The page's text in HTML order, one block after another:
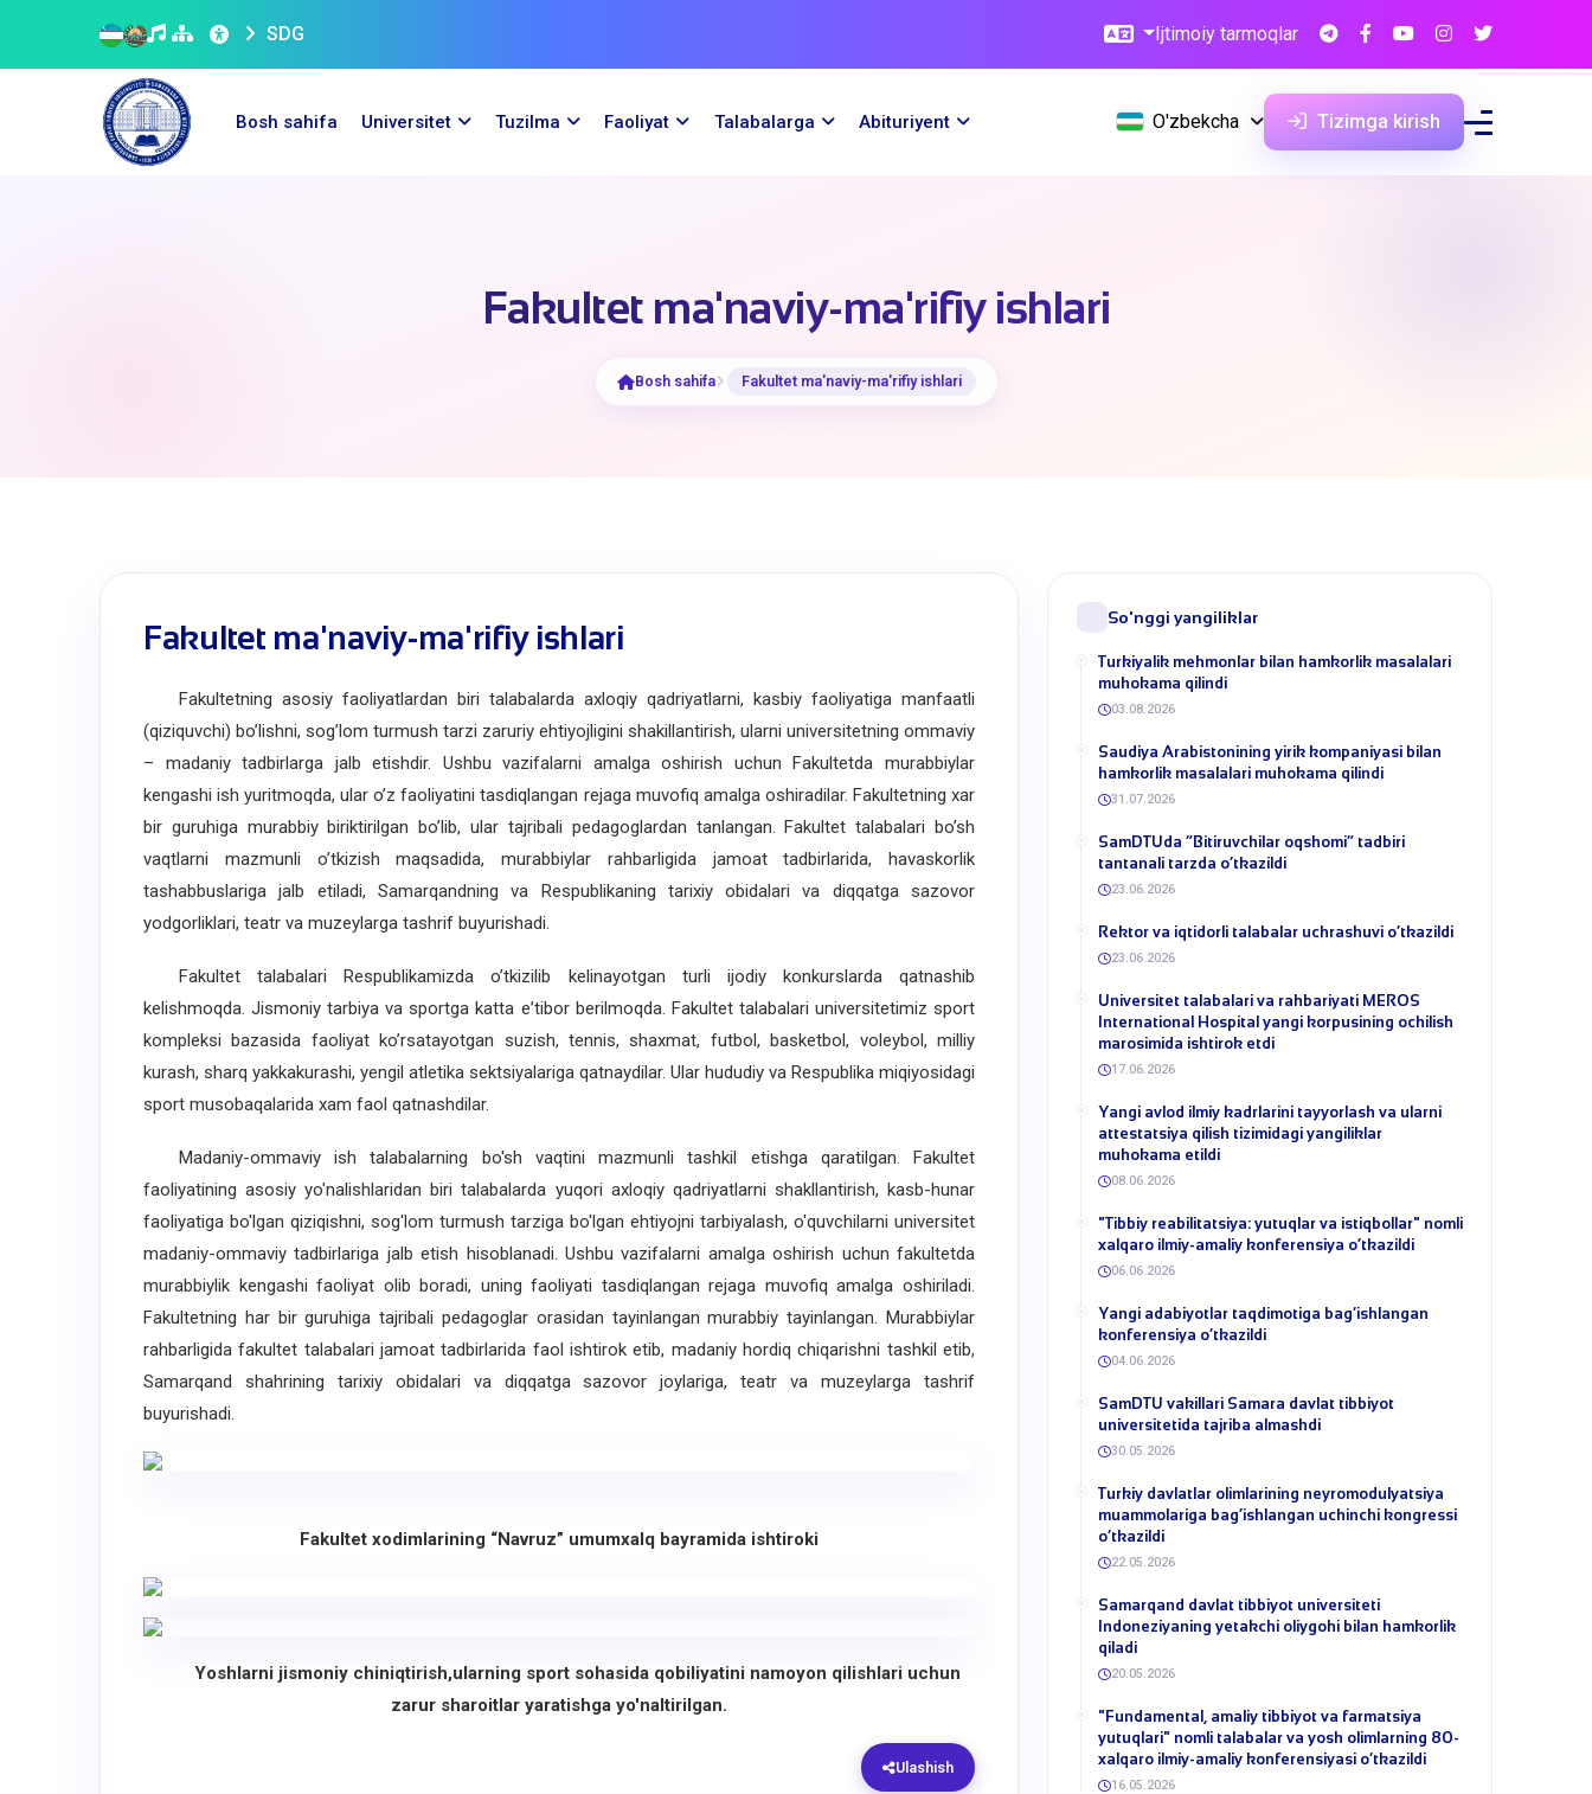
SDG Ijtimoiy tarmoqlar
Bosh sahifa Universitet Tuzilma Faoliyat Talabalarga Abituriyent O'zbekcha Tizimga kirish
Fakultet ma'naviy-ma'rifiy ishlari
Bosh sahifa Fakultet ma'naviy-ma'rifiy ishlari
Fakultet ma'naviy-ma'rifiy ishlari
Fakultetning asosiy faoliyatlardan biri talabalarda axloqiy qadriyatlarni, kasbiy faoliyatiga manfaatli
(qiziquvchi) boʼlishni, sogʼlom turmush tarzi zaruriy ehtiyojligini shakillantirish, ularni universitetning ommaviy
– madaniy tadbirlarga jalb etishdir. Ushbu vazifalarni amalga oshirish uchun Fakultetda murabbiylar
kengashi ish yuritmoqda, ular oʼz faoliyatini tasdiqlangan rejaga muvofiq amalga oshiradilar. Fakultetning xar
bir guruhiga murabbiy biriktirilgan boʼlib, ular tajribali pedagoglardan tanlangan. Fakultet talabalari boʼsh
vaqtlarni mazmunli oʼtkizish maqsadida, murabbiylar rahbarligida jamoat tadbirlarida, havaskorlik
tashabbuslariga jalb etiladi, Samarqandning va Respublikaning tarixiy obidalari va diqqatga sazovor
yodgorliklari, teatr va muzeylarga tashrif buyurishadi.
Fakultet talabalari Respublikamizda oʼtkizilib kelinayotgan turli ijodiy konkurslarda qatnashib
kelishmoqda. Jismoniy tarbiya va sportga katta eʼtibor berilmoqda. Fakultet talabalari universitetimiz sport
kompleksi bazasida faoliyat koʼrsatayotgan suzish, tennis, shaxmat, futbol, basketbol, voleybol, milliy
kurash, sharq yakkakurashi, yengil atletika sektsiyalariga qatnaydilar. Ular hududiy va Respublika miqiyosidagi
sport musobaqalarida xam faol qatnashdilar.
Madaniy-ommaviy ish talabalarning bo'sh vaqtini mazmunli tashkil etishga qaratilgan. Fakultet
faoliyatining asosiy yo'nalishlaridan biri talabalarda yuqori axloqiy qadriyatlarni shakllantirish, kasb-hunar
faoliyatiga bo'lgan qiziqishni, sog'lom turmush tarziga bo'lgan ehtiyojni tarbiyalash, o'quvchilarni universitet
madaniy-ommaviy tadbirlariga jalb etish hisoblanadi. Ushbu vazifalarni amalga oshirish uchun fakultetda
murabbiylik kengashi faoliyat olib boradi, uning faoliyati tasdiqlangan rejaga muvofiq amalga oshiriladi.
Fakultetning har bir guruhiga tajribali pedagoglar orasidan tayinlangan murabbiy tayinlangan. Murabbiylar
rahbarligida fakultet talabalari jamoat tadbirlarida faol ishtirok etib, madaniy hordiq chiqarishni tashkil etib,
Samarqand shahrining tarixiy obidalari va diqqatga sazovor joylariga, teatr va muzeylarga tashrif
buyurishadi.
Fakultet xodimlarining “Navruz” umumxalq bayramida ishtiroki
Yoshlarni jismoniy chiniqtirish,ularning sport sohasida qobiliyatini namoyon qilishlari uchun
zarur sharoitlar yaratishga yo'naltirilgan.
Ulashish
So'nggi yangiliklar
Turkiyalik mehmonlar bilan hamkorlik masalalari
muhokama qilindi
03.08.2026
​Saudiya Arabistonining yirik kompaniyasi bilan
hamkorlik masalalari muhokama qilindi
31.07.2026
​SamDTUda “Bitiruvchilar oqshomi” tadbiri
tantanali tarzda o‘tkazildi
23.06.2026
​Rektor va iqtidorli talabalar uchrashuvi o‘tkazildi
23.06.2026
Universitet talabalari va rahbariyati MEROS
International Hospital yangi korpusining ochilish
marosimida ishtirok etdi
17.06.2026
Yangi avlod ilmiy kadrlarini tayyorlash va ularni
attestatsiya qilish tizimidagi yangiliklar
muhokama etildi
08.06.2026
​"Tibbiy reabilitatsiya: yutuqlar va istiqbollar" nomli
xalqaro ilmiy-amaliy konferensiya o‘tkazildi
06.06.2026
​Yangi adabiyotlar taqdimotiga bag‘ishlangan
konferensiya o‘tkazildi
04.06.2026
SamDTU vakillari Samara davlat tibbiyot
universitetida tajriba almashdi
30.05.2026
​Turkiy davlatlar olimlarining neyromodulyatsiya
muammolariga bag‘ishlangan uchinchi kongressi
o‘tkazildi
22.05.2026
Samarqand davlat tibbiyot universiteti
Indoneziyaning yetakchi oliygohi bilan hamkorlik
qiladi
20.05.2026
​"Fundamental, amaliy tibbiyot va farmatsiya
yutuqlari" nomli talabalar va yosh olimlarning 80-
xalqaro ilmiy-amaliy konferensiyasi o‘tkazildi
16.05.2026